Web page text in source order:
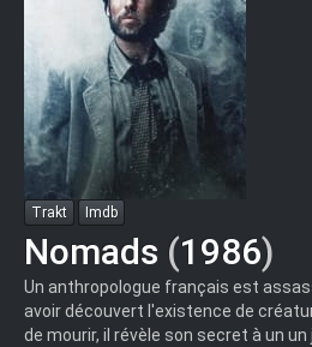
Trakt Imdb
Nomads (1986)
Un anthropologue français est
avoir découvert l'existence de
de mourir, il révèle son secret à un